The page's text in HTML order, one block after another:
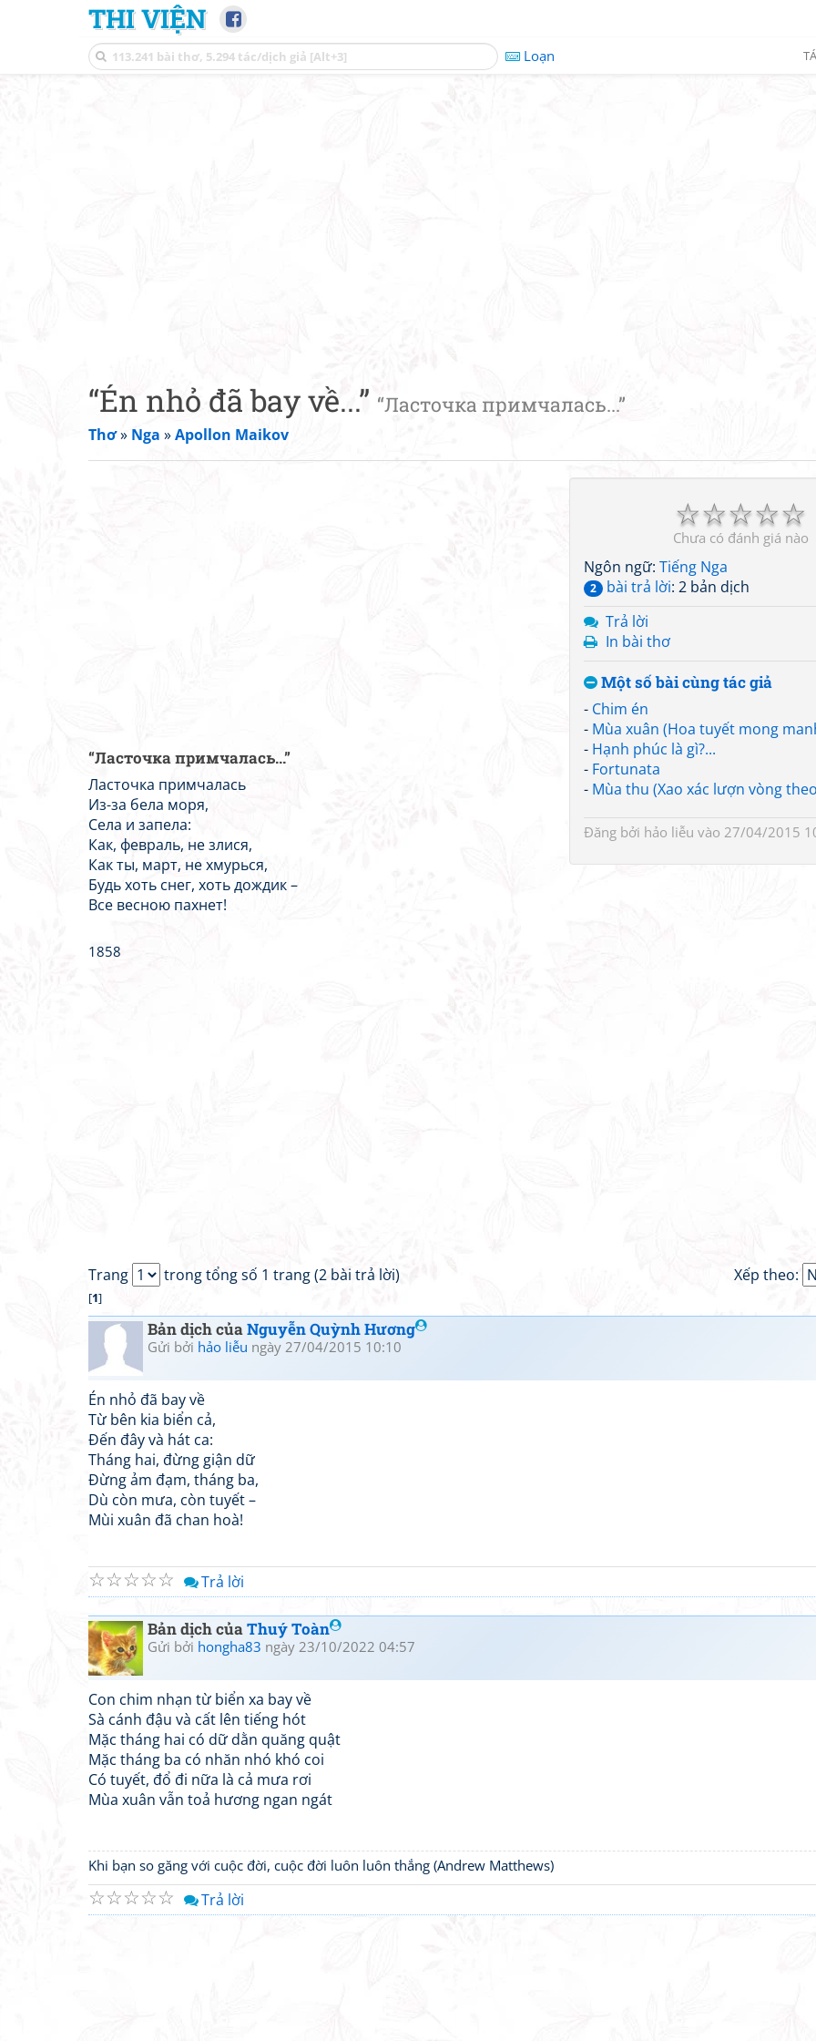
THI VIỆN
Loạn
“Én nhỏ đã bay về...” “Ласточка примчалась...”
Thơ» Nga »Apollon Maikov
☆
☆
☆
☆
☆
Chưa có đánh giá nào
Ngôn ngữ: Tiếng Nga
2 bài trả lời: 2 bản dịch
Trả lời
In bài thơ
Một số bài cùng tác giả
- Chim én
- Mùa xuân (Hoa tuyết mong
- Hạnh phúc là gì?...
- Fortunata
- Mùa thu (Xao xác lượn vòng
Đăng bởi hảo liễu vào 27/04/2015
“Ласточка примчалась...”
Ласточка примчалась
Из-за бела моря,
Села и запела:
Как, февраль, не злися,
Как ты, март, не хмурься,
Будь хоть снег, хоть дождик –
Все весною пахнет!
1858
Xếp theo:
Trang trong tổng số 1 trang (2 bài trả lời)
[1]
Bản dịch củaNguyễn Quỳnh Hương
Gửi bởi hảo liễu ngày 27/04/2015 10:10
Én nhỏ đã bay về
Từ bên kia biển cả,
Đến đây và hát ca:
Tháng hai, đừng giận dữ
Đừng ảm đạm, tháng ba,
Dù còn mưa, còn tuyết –
Mùi xuân đã chan hoà!
☆
☆
☆
☆
☆ Trả lời
Bản dịch củaThuý Toàn
Gửi bởi hongha83 ngày 23/10/2022 04:57
Con chim nhạn từ biển xa bay về
Sà cánh đậu và cất lên tiếng hót
Mặc tháng hai có dữ dằn quăng quật
Mặc tháng ba có nhăn nhó khó coi
Có tuyết, đổ đi nữa là cả mưa rơi
Mùa xuân vẫn toả hương ngan ngát
Khi bạn so găng với cuộc đời, cuộc đời luôn luôn thắng (Andrew Matthews)
☆
☆
☆
☆
☆ Trả lời